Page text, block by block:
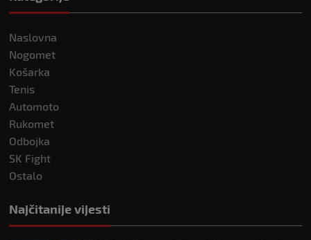
Naslovna
Nogomet
Košarka
Tenis
Automoto
Rukomet
Odbojka
SK Fight
Ostalo
Najčitanije vijesti